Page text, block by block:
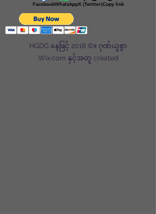
FacebookWhatsAppX (Twitter)Copy link
HGDG နေဖြင့် 2018 ©။ ဂုဏ်ယူစွာ
Wix.com နှင့်အတူ created